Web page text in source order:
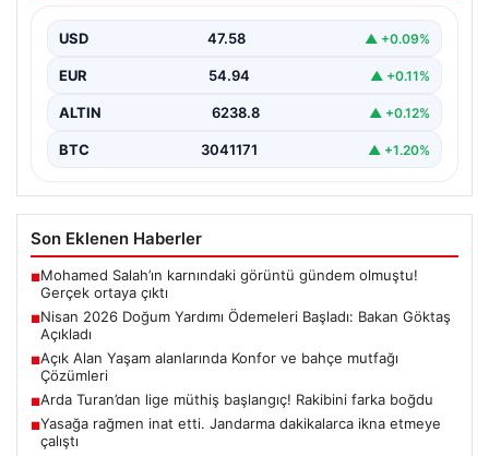
ailelerin beklediği şekilde hesaplara yatırılmaya devam
ediyor.…
USD 47.58 ▲ +0.09%
EUR 54.94 ▲ +0.11%
ALTIN 6238.8 ▲ +0.12%
BTC 3041171 ▲ +1.20%
Son Eklenen Haberler
■Mohamed Salah’ın karnındaki görüntü gündem olmuştu!
Gerçek ortaya çıktı
■Nisan 2026 Doğum Yardımı Ödemeleri Başladı: Bakan Göktaş
Açıkladı
■Açık Alan Yaşam alanlarında Konfor ve bahçe mutfağı
Çözümleri
■Arda Turan’dan lige müthiş başlangıç! Rakibini farka boğdu
■Yasağa rağmen inat etti. Jandarma dakikalarca ikna etmeye
çalıştı